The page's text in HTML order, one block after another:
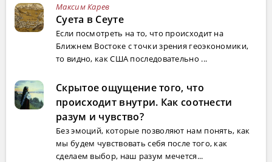
Максим Карев
Суета в Сеуте
Если посмотреть на то, что происходит на
Ближнем Востоке с точки зрения геоэкономики,
то видно, как США последовательно ...
Скрытое ощущение того, что
происходит внутри. Как соотнести
разум и чувство?
Без эмоций, которые позволяют нам понять, как
мы будем чувствовать себя после того, как
сделаем выбор, наш разум мечется...